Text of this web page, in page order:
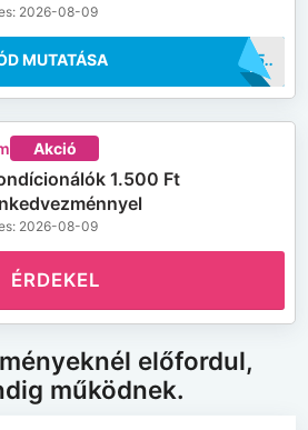
2026-08-09
MUTATÁSA ..AR25
Akció
1.500 Ft
2026-08-09
ÉRDEKEL
előfordul,
működnek.